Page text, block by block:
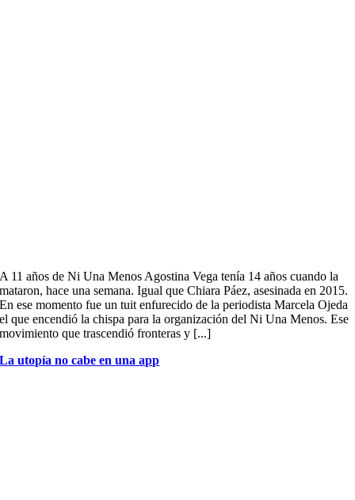
A 11 años de Ni Una Menos Agostina Vega tenía 14 años cuando la
mataron, hace una semana. Igual que Chiara Páez, asesinada en 2015.
En ese momento fue un tuit enfurecido de la periodista Marcela Ojeda
el que encendió la chispa para la organización del Ni Una Menos. Ese
movimiento que trascendió fronteras y [...]
La utopía no cabe en una app